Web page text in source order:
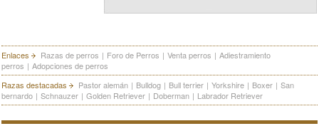
Enlaces Razas de perros | Foro de Perros | Venta perros | Adiestramiento
perros | Adopciones de perros
Razas destacadas
Pastor alemán | Bulldog | Bull terrier | Yorkshire | Boxer | San
bernardo | Schnauzer | Golden Retriever | Doberman | Labrador Retriever